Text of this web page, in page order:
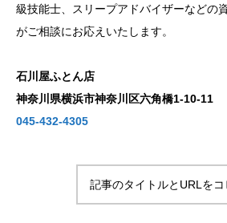
級技能士、スリープアドバイザーなどの
がご相談にお応えいたします。
石川屋ふとん店
神奈川県横浜市神奈川区六角橋1-10-11
045-432-4305
記事のタイトルとURLをコ